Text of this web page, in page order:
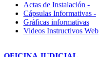
Actas de Instalación -
Cápsulas Informativas -
Gráficas informativas
Videos Instructivos Web